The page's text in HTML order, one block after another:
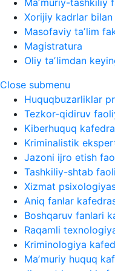
Maʼmuriy-tashkiliy
Xorijiy kadrlar
Masofaviy taʼlim
Magistratura
Oliy taʼlimdan
Close submenu
Huquqbuzarliklar
Tezkor-qidiruv
Kiberhuquq
Kriminalistik
Jazoni ijro etish
Tashkiliy-shtab
Xizmat
Aniq fanlar
Boshqaruv fanlari
Raqamli
Kriminologiya
Maʼmuriy huquq